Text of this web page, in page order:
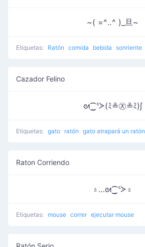
~( =^‥^ )_旦~
Etiquetas: Ratón comida bebida sonriente
Cazador Felino
ᘛ⁐̤ᕐᐷ(ﾐ≗㉨≗ﾐ)∫
Etiquetas: gato ratón gato atrapará un ratón
Raton Corriendo
♁…ᘛ⁐̤ᕐᐷ♁
Etiquetas: mouse correr ejecutar mouse